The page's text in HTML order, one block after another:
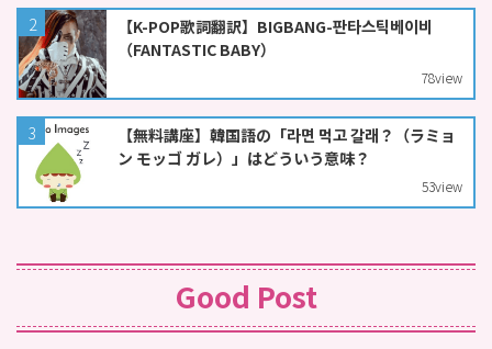
【K-POP歌詞翻訳】BIGBANG-판타스틱베이비
（FANTASTIC BABY）
78view
【無料講座】韓国語の「라면 먹고 갈래？（ラミョ
ン モッゴ ガレ）」はどういう意味？
53view
Good Post